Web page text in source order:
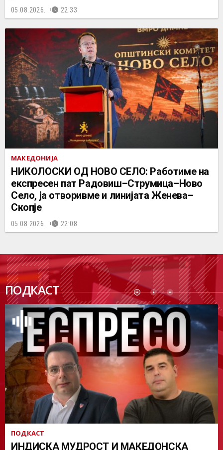
05.08.2026. 22:33
МАКЕДОНИЈА
НИКОЛОСКИ ОД НОВО СЕЛО: Работиме на
експресен пат Радовиш–Струмица–Ново
Село, ја отворивме и линијата Женева–
Скопје
05.08.2026. 22:08
ПОДКАСТ
ПОДК
АСТ
ПОДКАСТ
ИНДИСКА МУДРОСТ И МАКЕДОНСКА